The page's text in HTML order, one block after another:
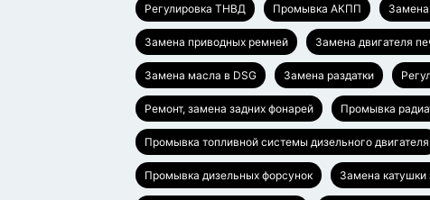
Регулировка ТНВД Промывка АКПП
Замена приводных ремней Замена двигателя
Замена масла в DSG Замена раздатки
Ремонт, замена задних фонарей Промывка
Промывка топливной системы дизельного двигателя
Промывка дизельных форсунок Замена катушки